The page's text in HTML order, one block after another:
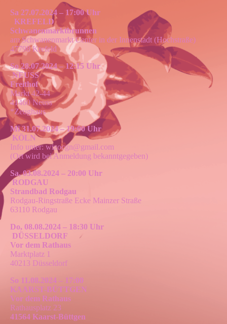
Sa 27.07.2024 – 17:00 Uhr
KREFELD
Schwanenmarktbrunnen
am Schwanenmarkt Center in der Innenstadt (Hochstraße)
47798 Krefeld
So 28.07.2024 – 12:15 Uhr
NEUSS
Freithof
Markt 42-44
41460 Neuss
*Zeughaus
Mi 31.07.2024 – 19:00 Uhr
KÖLN
Info unter: wizocgn@gmail.com
(Ort wird bei Anmeldung bekanntgegeben)
Sa, 03.08.2024 – 20:00 Uhr
RODGAU
Strandbad Rodgau
Rodgau-Ringstraße Ecke Mainzer Straße
63110 Rodgau
Do, 08.08.2024 – 18:30 Uhr
DÜSSELDORF
Vor dem Rathaus
Marktplatz 1
40213 Düsseldorf
So 11.08.2024 – 17:00
KAARST-BÜTTGEN
Vor dem Rathaus
Rathausplatz 23
41564 Kaarst-Büttgen